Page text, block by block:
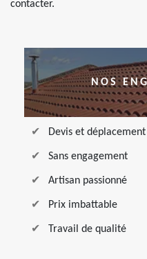
contacter.
NOS
Devis et
Sans engagement
Artisan passionné
Prix imbattable
Travail de qualité